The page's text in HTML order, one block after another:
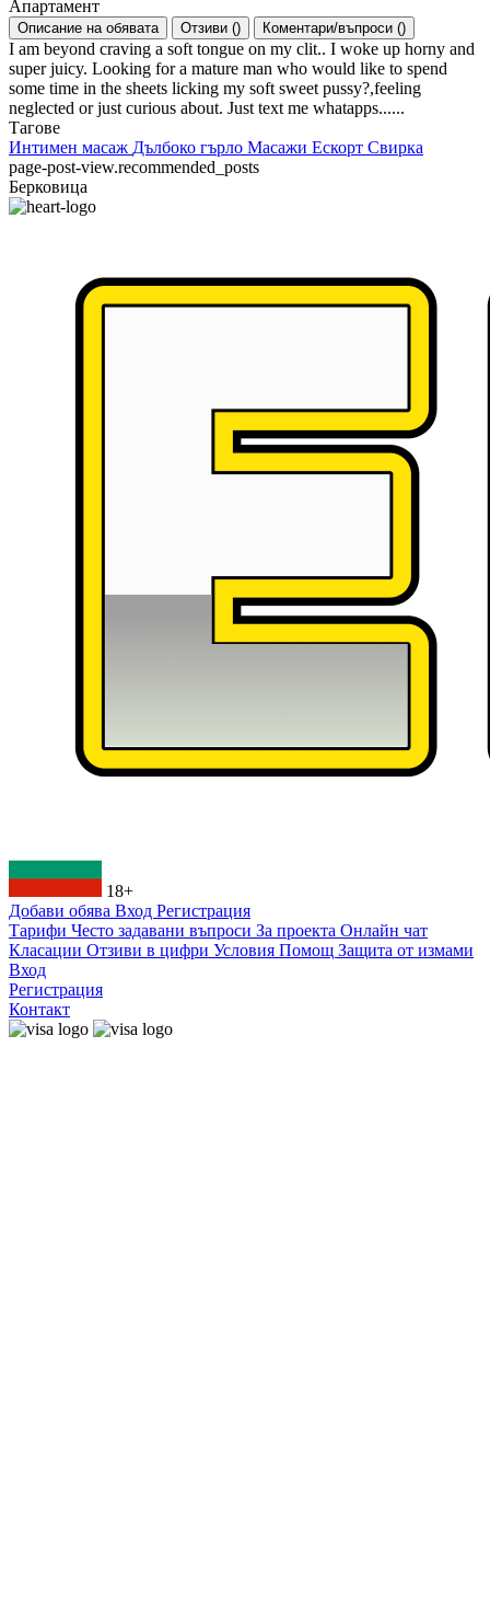
Апартамент
Описание на обявата Отзиви () Коментари/въпроси ()
I am beyond craving a soft tongue on my clit.. I woke up horny and
super juicy. Looking for a mature man who would like to spend
some time in the sheets licking my soft sweet pussy?,feeling
neglected or just curious about. Just text me whatapps......
Тагове
Интимен масаж Дълбоко гърло Масажи Ескорт Свирка
page-post-view.recommended_posts
Берковица
18+
Добави обява Вход Регистрация
Тарифи Често задавани въпроси За проекта Онлайн чат
Класации Отзиви в цифри Условия Помощ Защита от измами
Вход
Регистрация
Контакт